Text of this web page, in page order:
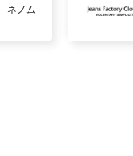
ネノム